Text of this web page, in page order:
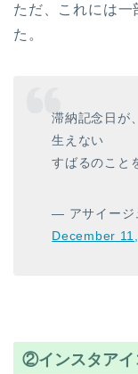
ただ、これには一
た。
滞納記念日が
生えない
すばるのこと
— アサイージ
December
②インスタアイ